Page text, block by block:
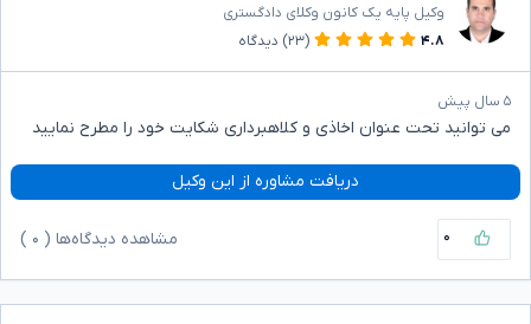
وکیل پایه یک کانون وکلای دادگستری
۴.۸
(۲۳) دیدگاه
۵ سال پیش
می توانید تحت عنوان اخاذی و کلاهبرداری شکایت خود را مطرح نمایید
دریافت مشاوره از این وکیل
۰ مشاهده دیدگاه‌ها ( ۰